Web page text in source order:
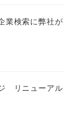
業検索に弊社が
リニューアル